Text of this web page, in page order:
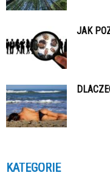
JAK
KATEGORIE